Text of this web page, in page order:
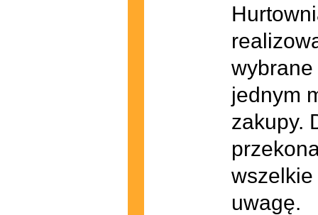
jednym
zakupy.
uwagę.